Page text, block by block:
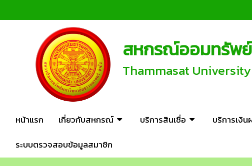
สหกรณ์ออมทรัพย์
Thammasat
หน้าแรก เกี่ยวกับสหกรณ์ บริการสินเชื่อ บริการเงิน
ระบบตรวจสอบข้อมูลสมาชิก